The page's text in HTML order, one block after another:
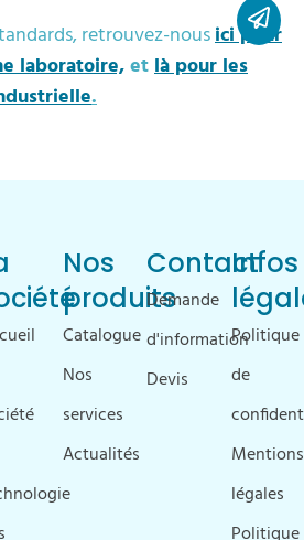
retrouvez-nousici pour
laboratoire,etlà pour les
.
Nos
produits
Catalogue
Nos
services
Actualités
Contact
Demande
d'information
Devis
Infos
Politique
de
Mentions
légales